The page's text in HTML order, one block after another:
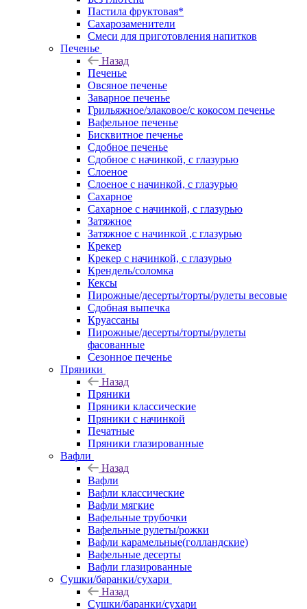
Пастила фруктовая*
Сахарозаменители
Смеси для приготовления напитков
Печенье
Назад
Печенье
Овсяное печенье
Заварное печенье
Грильяжное/злаковое/с кокосом печенье
Вафельное печенье
Бисквитное печенье
Сдобное печенье
Сдобное с начинкой, с глазурью
Слоеное
Слоеное с начинкой, с глазурью
Сахарное
Сахарное с начинкой, с глазурью
Затяжное
Затяжное с начинкой ,с глазурью
Крекер
Крекер с начинкой, с глазурью
Крендель/соломка
Кексы
Пирожные/десерты/торты/рулеты весовые
Сдобная выпечка
Круассаны
Пирожные/десерты/торты/рулеты
фасованные
Сезонное печенье
Пряники
Назад
Пряники
Пряники классические
Пряники с начинкой
Печатные
Пряники глазированные
Вафли
Назад
Вафли
Вафли классические
Вафли мягкие
Вафельные трубочки
Вафельные рулеты/рожки
Вафли карамельные(голландские)
Вафельные десерты
Вафли глазированные
Сушки/баранки/сухари
Назад
Сушки/баранки/сухари